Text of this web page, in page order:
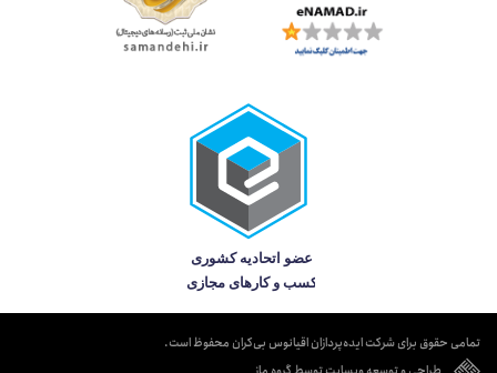
تمامی حقوق برای شرکت ایده‌پردازان اقیانوس بی‌کران محفوظ است.